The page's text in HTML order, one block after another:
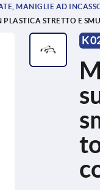
MANIGLIE AD
STRETTO E